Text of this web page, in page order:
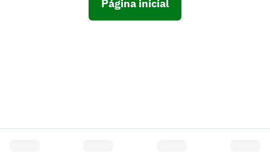
Página inicial